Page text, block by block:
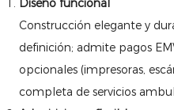
Diseño funcional
Construcción elegante y
definición; admite pagos
opcionales (impresoras,
completa de servicios